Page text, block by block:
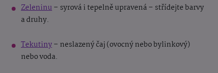
Zeleninu– syrová i tepelně upravená – střídejte barvy
a druhy.
Tekutiny– neslazený čaj (ovocný nebo bylinkový)
nebo voda.